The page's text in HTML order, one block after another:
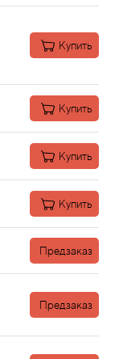
Купить
Купить
Купить
Купить
Предзаказ
Предзаказ